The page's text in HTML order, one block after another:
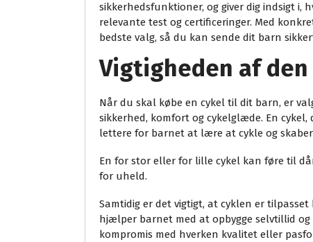
sikkerhedsfunktioner, og giver dig indsigt
relevante test og certificeringer. Med
bedste valg, så du kan sende dit barn
Vigtigheden af
Når du skal købe en cykel til dit barn, er
sikkerhed, komfort og cykelglæde. En
lettere for barnet at lære at cykle og
En for stor eller for lille cykel kan føre til
for uheld.
Samtidig er det vigtigt, at cyklen er
hjælper barnet med at opbygge selvtillid
kompromis med hverken kvalitet eller